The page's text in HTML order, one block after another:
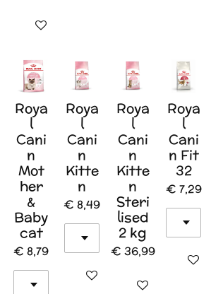
In winkelwagen
Roya
l
Cani
n
Mot
her
&
Baby
cat
€ 8,79
Roya
l
Cani
n
Kitte
n
€ 8,49
In winkelwagen
Roya
l
Cani
n
Kitte
n
Steri
lised
2 kg
€ 36,99
In winkelwagen
Roya
l
Cani
n Fit
32
€ 7,29
In